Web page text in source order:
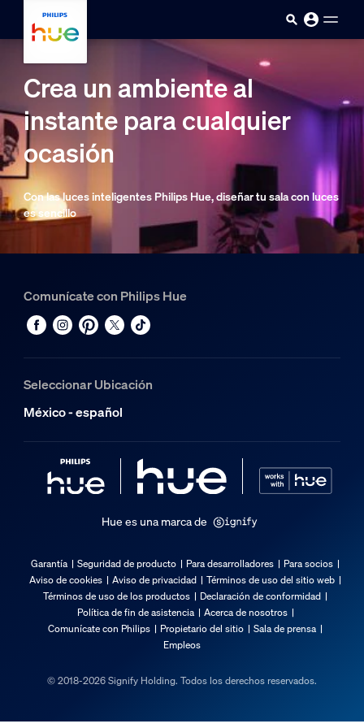
Saltar al contenido principal
Crea un ambiente al
instante para cualquier
ocasión
Con las luces inteligentes Philips Hue, diseñar tu sala con luces
es sencillo
Comunícate con Philips Hue
Seleccionar Ubicación
México - español
Hue es una marca de
Garantía Seguridad de producto Para desarrolladores
Para socios
Aviso de cookies
Aviso de privacidad
Términos de uso del sitio web
Términos de uso de los productos
Declaración de conformidad
Política de fin de asistencia
Acerca de nosotros
Comunícate con Philips
Propietario del sitio
Sala de prensa
Empleos
© 2018-2026 Signify Holding. Todos los derechos reservados.